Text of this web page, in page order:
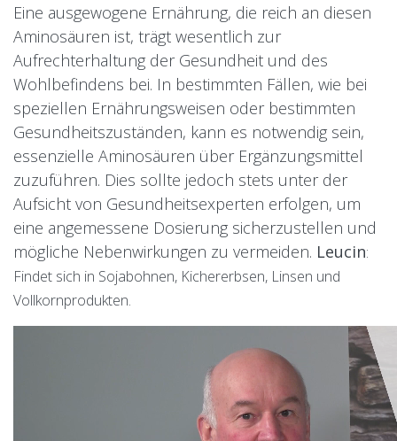
Eine ausgewogene Ernährung, die reich an diesen
Aminosäuren ist, trägt wesentlich zur
Aufrechterhaltung der Gesundheit und des
Wohlbefindens bei. In bestimmten Fällen, wie bei
speziellen Ernährungsweisen oder bestimmten
Gesundheitszuständen, kann es notwendig sein,
essenzielle Aminosäuren über Ergänzungsmittel
zuzuführen. Dies sollte jedoch stets unter der
Aufsicht von Gesundheitsexperten erfolgen, um
eine angemessene Dosierung sicherzustellen und
mögliche Nebenwirkungen zu vermeiden. Leucin:
Findet sich in Sojabohnen, Kichererbsen, Linsen und
Vollkornprodukten.